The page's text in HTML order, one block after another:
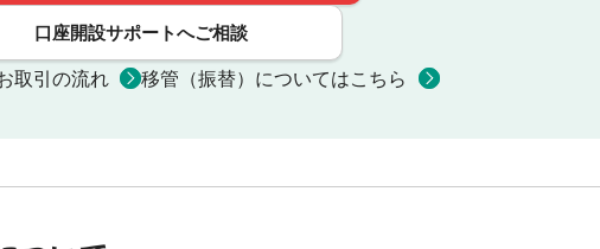
口座開設サポートへご相談
取引の流れ 移管（振替）についてはこちら